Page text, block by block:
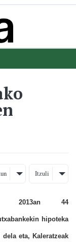
Itzuli
2013an 44
hipoteka
eta, Kaleratzeak